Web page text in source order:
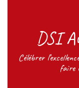
DSI
Célébrer
faire